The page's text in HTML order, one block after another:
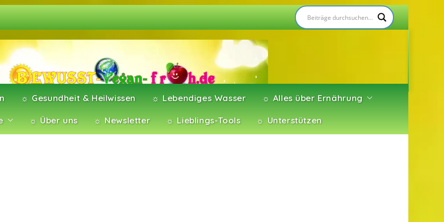
☼ Gesundheit & Heilwissen ☼ Lebendiges Wasser ☼ Alles über Ernährung
☼ Über uns ☼ Newsletter ☼ Lieblings-Tools ☼ Unterstützen